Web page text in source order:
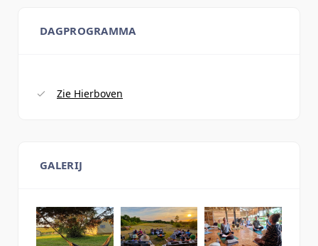
DAGPROGRAMMA
Zie Hierboven
GALERIJ